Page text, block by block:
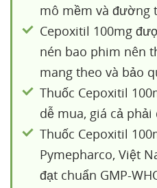
mô mềm và đường
Cepoxitil 100mg
nén bao phim nên
mang theo và bảo
Thuốc Cepoxitil
dễ mua, giá cả phải
Thuốc Cepoxitil
Pymepharco, Việt
đạt chuẩn GMP-